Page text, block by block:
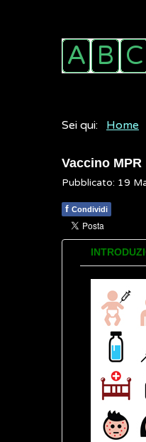
Sei qui: Home
Vaccino MPR
Pubblicato: 19
f Condividi